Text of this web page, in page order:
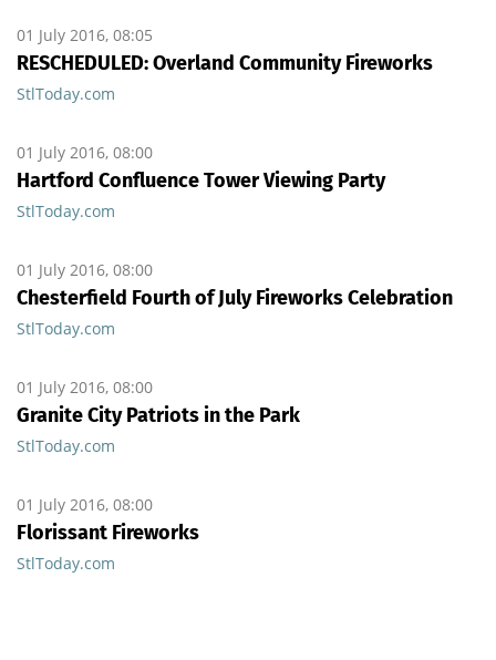
01 July 2016, 08:05
RESCHEDULED: Overland Community Fireworks
StlToday.com
01 July 2016, 08:00
Hartford Confluence Tower Viewing Party
StlToday.com
01 July 2016, 08:00
Chesterfield Fourth of July Fireworks Celebration
StlToday.com
01 July 2016, 08:00
Granite City Patriots in the Park
StlToday.com
01 July 2016, 08:00
Florissant Fireworks
StlToday.com